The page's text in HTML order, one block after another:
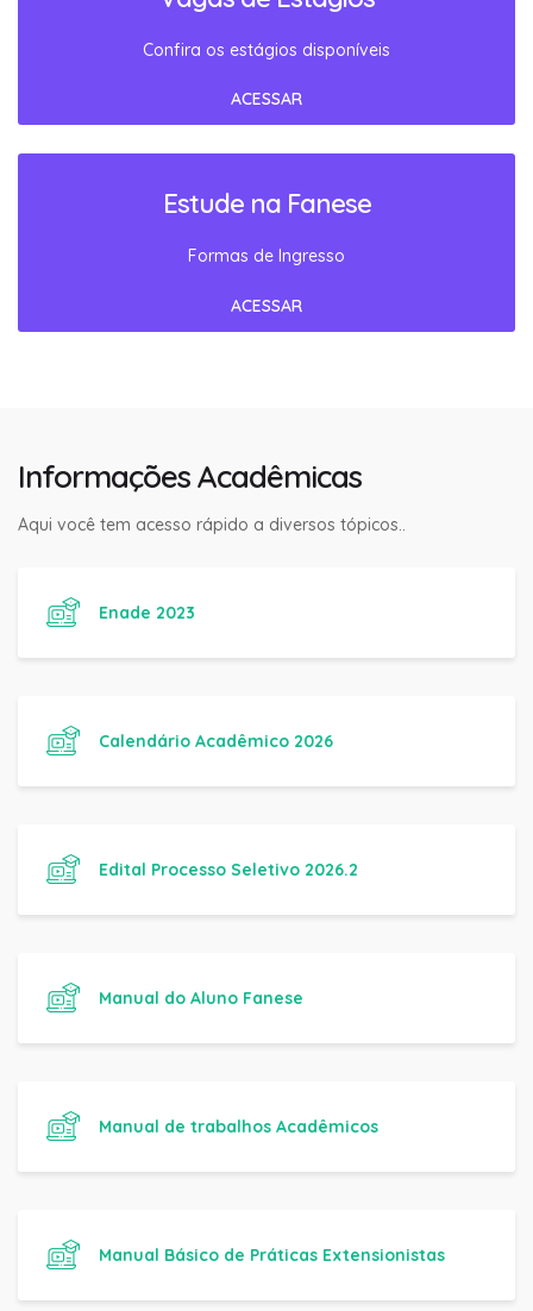
Confira os estágios disponíveis
ACESSAR
Estude na Fanese
Formas de Ingresso
ACESSAR
Informações Acadêmicas
Aqui você tem acesso rápido a diversos tópicos..
Enade 2023
Calendário Acadêmico 2026
Edital Processo Seletivo 2026.2
Manual do Aluno Fanese
Manual de trabalhos Acadêmicos
Manual Básico de Práticas Extensionistas